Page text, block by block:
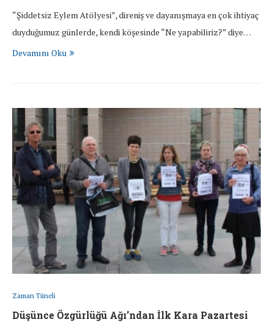
“Şiddetsiz Eylem Atölyesi”, direniş ve dayanışmaya en çok ihtiyaç
duyduğumuz günlerde, kendi köşesinde “Ne yapabiliriz?” diye…
Devamını Oku
Zaman Tüneli
Düşünce Özgürlüğü Ağı’ndan İlk Kara Pazartesi